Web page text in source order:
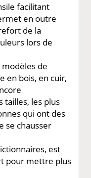
facilitant
en outre
de la
lors de
de
en bois, en cuir,
tailles, les plus
qui ont des
se chausser
est
pour mettre plus